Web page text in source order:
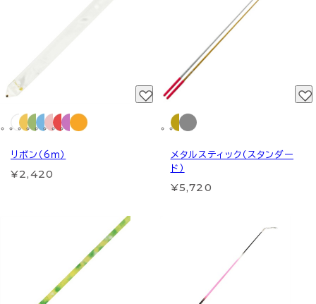
リボン（6ｍ）
¥2,420
メタルスティック（スタンダー
ド）
¥5,720